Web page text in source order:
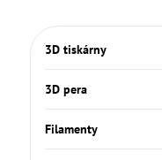
3D tiskárny
3D pera
Filamenty